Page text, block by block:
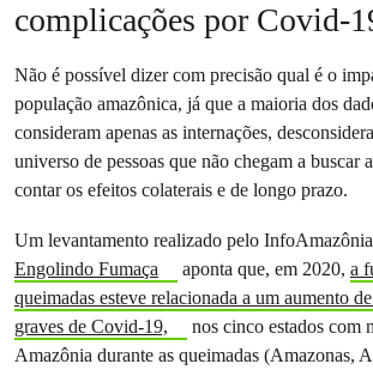
complicações por Covid-
Não é possível dizer com precisão qual é o
população amazônica, já que a maioria dos
consideram apenas as internações,
universo de pessoas que não chegam a buscar
contar os efeitos colaterais e de longo prazo.
Um levantamento realizado pelo
Engolindo Fumaça
aponta que, em 2020, a
queimadas esteve relacionada a um aumento
graves de Covid-19,
nos cinco estados com
Amazônia durante as queimadas (Amazonas,